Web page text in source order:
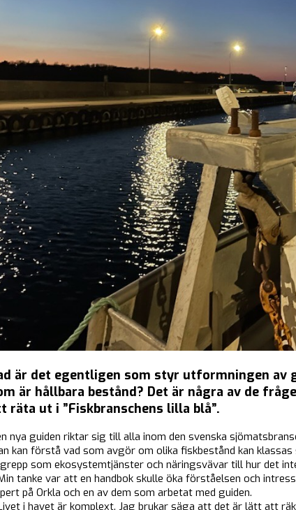
är det egentligen som styr utformningen av
är hållbara bestånd? Det är några av de
räta ut i ”Fiskbranschens lilla blå”.
nya guiden riktar sig till alla inom den svenska
kan förstå vad som avgör om olika fiskbestånd kan
som ekosystemtjänster och näringsvävar till hur det
tanke var att en handbok skulle öka förståelsen och
på Orkla och en av dem som arbetat med guiden.
i havet är komplext. Jag brukar säga att det är lätt att